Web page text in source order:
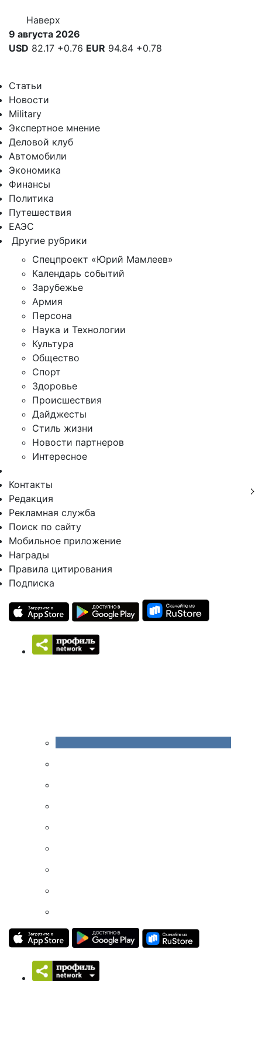
Наверх
9 августа 2026
USD 82.17 +0.76 EUR 94.84 +0.78
Статьи
Новости
Military
Экспертное мнение
Деловой клуб
Автомобили
Экономика
Финансы
Политика
Путешествия
ЕАЭС
Другие рубрики
Спецпроект «Юрий Мамлеев»
Календарь событий
Зарубежье
Армия
Персона
Наука и Технологии
Культура
Общество
Спорт
Здоровье
Происшествия
Дайджесты
Стиль жизни
Новости партнеров
Интересное
Контакты
Редакция
Рекламная служба
Поиск по сайту
Мобильное приложение
Награды
Правила цитирования
Подписка